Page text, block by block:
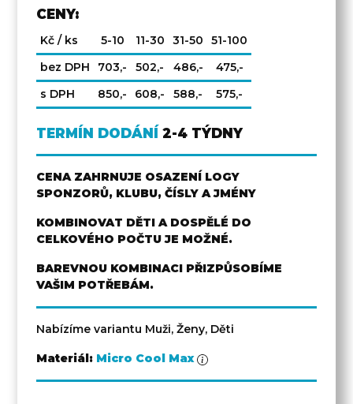
CENY:
Kč / ks 5-10 11-30 31-50
51-100
bez DPH
703,- 502,- 486,-
475,-
s DPH
850,- 608,- 588,- 575,-
TERMÍN DODÁNÍ 2-4 TÝDNY
CENA ZAHRNUJE OSAZENÍ LOGY
SPONZORŮ, KLUBU, ČÍSLY A JMÉNY
KOMBINOVAT DĚTI A DOSPĚLÉ DO
CELKOVÉHO POČTU JE MOŽNÉ.
BAREVNOU KOMBINACI PŘIZPŮSOBÍME
VAŠIM POTŘEBÁM.
Nabízíme variantu Muži, Ženy, Děti
Materiál: Micro Cool Max